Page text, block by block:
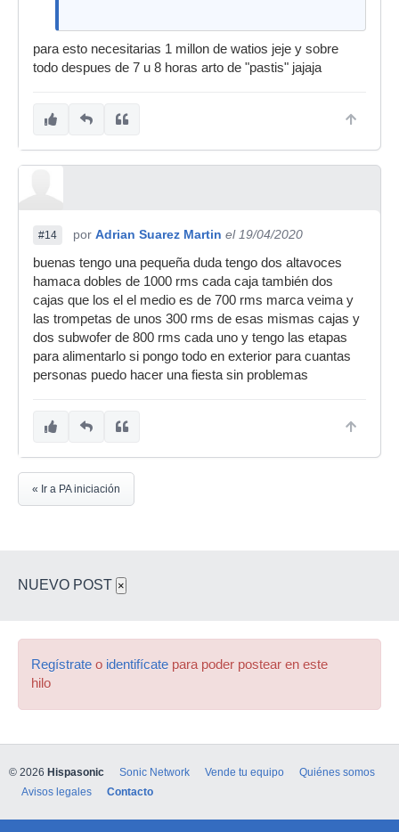
para esto necesitarias 1 millon de watios jeje y sobre
todo despues de 7 u 8 horas arto de "pastis" jajaja
#14 por Adrian Suarez Martin el 19/04/2020
buenas tengo una pequeña duda tengo dos altavoces
hamaca dobles de 1000 rms cada caja también dos
cajas que los el el medio es de 700 rms marca veima y
las trompetas de unos 300 rms de esas mismas cajas y
dos subwofer de 800 rms cada uno y tengo las etapas
para alimentarlo si pongo todo en exterior para cuantas
personas puedo hacer una fiesta sin problemas
« Ir a PA iniciación
NUEVO POST ×
Regístrate o identifícate para poder postear en este
hilo
© 2026 Hispasonic Sonic Network Vende tu equipo
Quiénes somos
Avisos legales
Contacto